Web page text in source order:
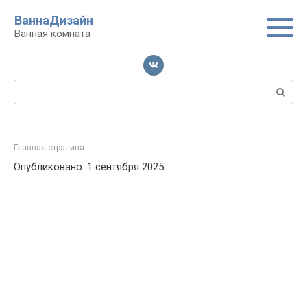
контенту
ВаннаДизайн
Ванная комната
Поиск:
Главная страница
Опубликовано: 1 сентября 2025